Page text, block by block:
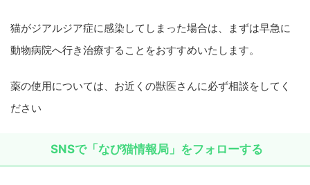
猫がジアルジア症に感染してしまった場合は、まずは早急に
動物病院へ行き治療することをおすすめいたします。
薬の使用については、お近くの獣医さんに必ず相談をしてく
ださい
SNSで「なび猫情報局」をフォローする